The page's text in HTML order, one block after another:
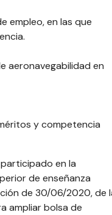
empleo, en las que
aeronavegabilidad en
y competencia
en la
de enseñanza
de 30/06/2020, de
ampliar bolsa de